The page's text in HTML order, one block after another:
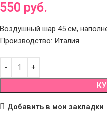
550 руб.
Воздушный шар 45 см,
Производство: Италия
Добавить в мои закладки